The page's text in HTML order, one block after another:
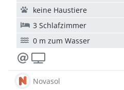
keine Haustiere
3 Schlafzimmer
0 m zum Wasser
Novasol